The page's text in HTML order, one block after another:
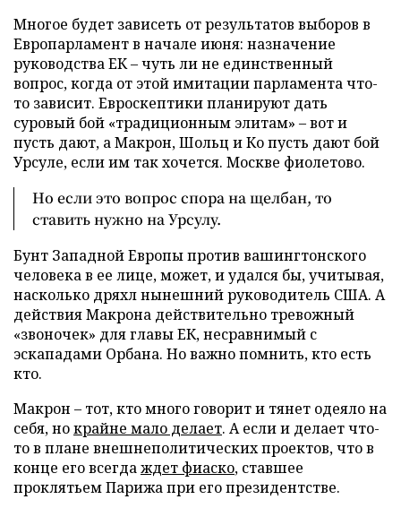
Многое будет зависеть от результатов выборов в
Европарламент в начале июня: назначение
руководства ЕК – чуть ли не единственный
вопрос, когда от этой имитации парламента что-
то зависит. Евроскептики планируют дать
суровый бой «традиционным элитам» – вот и
пусть дают, а Макрон, Шольц и Ко пусть дают бой
Урсуле, если им так хочется. Москве фиолетово.
Но если это вопрос спора на щелбан, то
ставить нужно на Урсулу.
Бунт Западной Европы против вашингтонского
человека в ее лице, может, и удался бы, учитывая,
насколько дряхл нынешний руководитель США. А
действия Макрона действительно тревожный
«звоночек» для главы ЕК, несравнимый с
эскападами Орбана. Но важно помнить, кто есть
кто.
Макрон – тот, кто много говорит и тянет одеяло на
себя, нокрайне мало делает. А если и делает что-
то в плане внешнеполитических проектов, что в
конце его всегдаждет фиаско, ставшее
проклятьем Парижа при его президентстве.